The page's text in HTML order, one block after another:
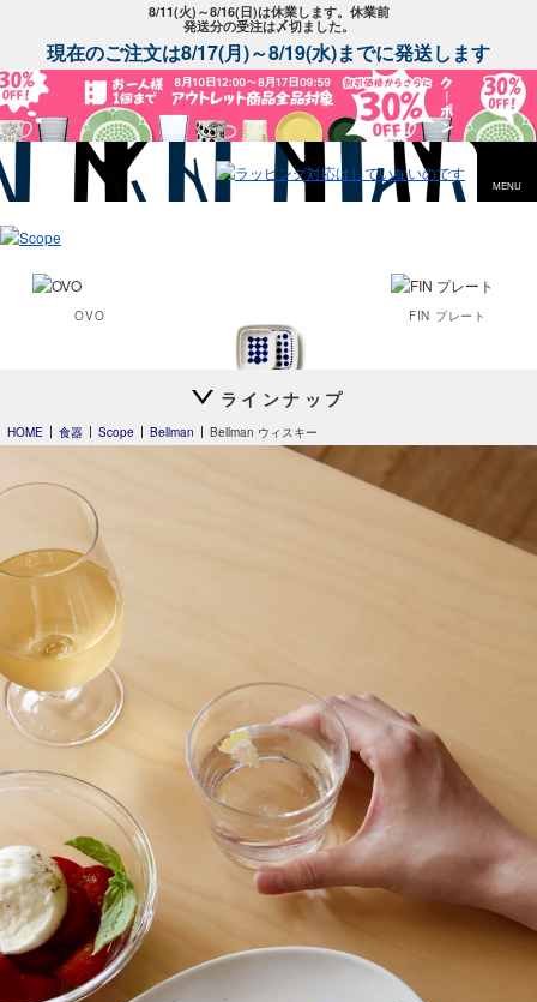
8/11(火)～8/16(日)は休業します。休業前
発送分の受注は〆切ました。
現在のご注文は8/17(月)～8/19(水)までに発送します
MENU
OVO
FIN プレート
Heini 2026
FIN プレート
house towel
ライト
Bellman
タンブラー
スコープ特注
Clouds
ディーププレート24cm
24h Avec
プレート26cm
Moomin オペラ
Teema
プレート 15cm
ラインナップ
HOME 食器 Scope Bellman Bellman ウィスキー